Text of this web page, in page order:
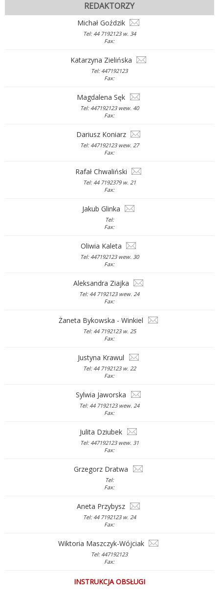
REDAKTORZY
Michał Goździk
Tel: 44 7192123 w. 34
Fax:
Katarzyna Zielińska
Tel: 447192123
Fax:
Magdalena Sęk
Tel: 447192123 wew. 40
Fax:
Dariusz Koniarz
Tel: 447192123 wew. 27
Fax:
Rafał Chwaliński
Tel: 44 7192379 w. 21
Fax:
Jakub Glinka
Tel:
Fax:
Oliwia Kaleta
Tel: 447192123 wew. 30
Fax:
Aleksandra Ziajka
Tel: 44 7192123 wew. 24
Fax:
Żaneta Bykowska - Winkiel
Tel: 44 7192123 w. 25
Fax:
Justyna Krawul
Tel: 44 7192123 w. 22
Fax:
Sylwia Jaworska
Tel: 44 7192123 wew. 24
Fax:
Julita Dziubek
Tel: 447192123 wew. 31
Fax:
Grzegorz Dratwa
Tel:
Fax:
Aneta Przybysz
Tel: 44 7192123 w. 24
Fax:
Wiktoria Maszczyk-Wójciak
Tel: 447192123
Fax:
INSTRUKCJA OBSŁUGI